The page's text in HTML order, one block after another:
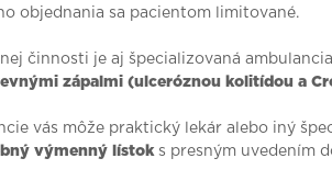
objednania sa pacientom limitované.
činnosti je aj špecializovaná
zápalmi (ulceróznou kolitídou a
vás môže praktický lekár alebo iný
výmenný lístoks presným uvedením